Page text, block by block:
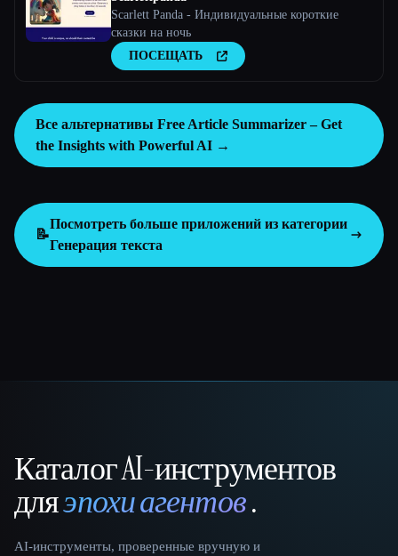
Scarlett Panda - Индивидуальные короткие
сказки на ночь
ПОСЕЩАТЬ
Все альтернативы Free Article Summarizer – Get
the Insights with Powerful AI →
📝
Посмотреть больше приложений из категории
Генерация текста
That AI Collection
Каталог AI-инструментов
дляэпохи агентов.
AI-инструменты, проверенные вручную и